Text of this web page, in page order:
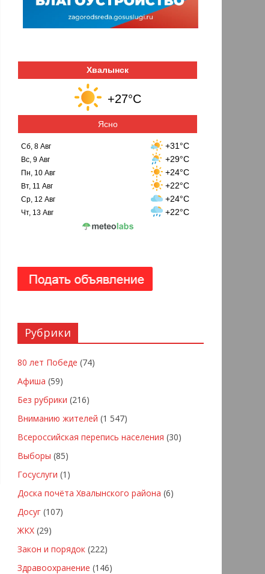
Хвалынск
+27°C
Ясно
Сб, 8 Авг +31°C
Вс, 9 Авг +29°C
Пн, 10 Авг +24°C
Вт, 11 Авг +22°C
Ср, 12 Авг +24°C
Чт, 13 Авг +22°C
Рубрики
80 лет Победе (74)
Афиша (59)
Без рубрики (216)
Вниманию жителей (1 547)
Всероссийская перепись населения (30)
Выборы (85)
Госуслуги (1)
Доска почёта Хвалынского района (6)
Досуг (107)
ЖКХ (29)
Закон и порядок (222)
Здравоохранение (146)